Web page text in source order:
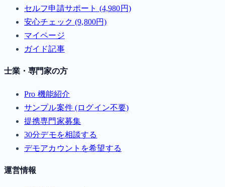
セルフ申請サポート (4,980円)
安心チェック (9,800円)
マイページ
ガイド記事
士業・専門家の方
Pro 機能紹介
サンプル案件 (ログイン不要)
提携専門家募集
30分デモを相談する
デモアカウントを希望する
運営情報